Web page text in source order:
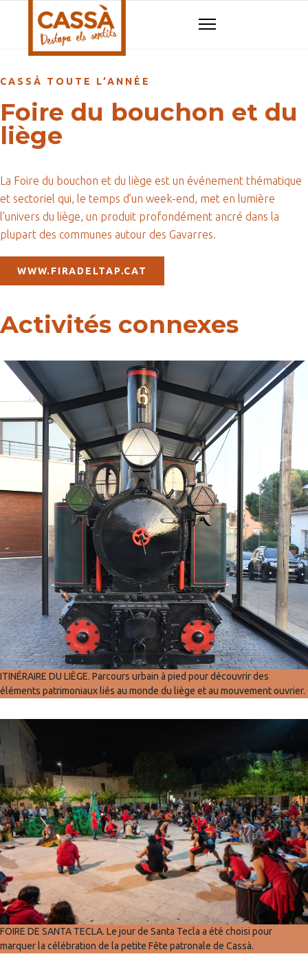
CASSÀ TOUTE L’ANNÉE
Foire du bouchon et du
liège
La Foire du bouchon et du liège est un événement thématique
et sectoriel qui, le temps d’un week-end, met en lumière
l’univers du liège, un produit profondément ancré dans la
plupart des communes autour des Gavarres.
WWW.FIRADELTAP.CAT
Activités connexes
ITINÉRAIRE DU LIÈGE. Parcours urbain à pied pour découvrir des
éléments patrimoniaux liés au monde du liège et au mouvement ouvrier.
FOIRE DE SANTA TECLA. Le jour de Santa Tecla a été choisi pour
marquer la célébration de la petite Fête patronale de Cassà.